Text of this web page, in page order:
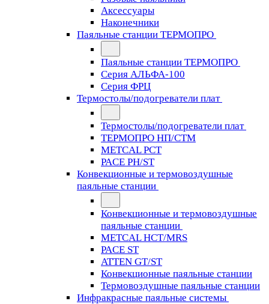
Аксессуары
Наконечники
Паяльные станции ТЕРМОПРО
Паяльные станции ТЕРМОПРО
Серия АЛЬФА-100
Серия ФРЦ
Термостолы/подогреватели плат
Термостолы/подогреватели плат
ТЕРМОПРО НП/СТМ
METCAL PCT
PACE PH/ST
Конвекционные и термовоздушные
паяльные станции
Конвекционные и термовоздушные
паяльные станции
METCAL HCT/MRS
PACE ST
ATTEN GT/ST
Конвекционные паяльные станции
Термовоздушные паяльные станции
Инфракрасные паяльные системы